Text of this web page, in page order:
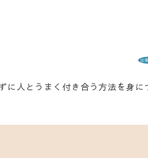
に人とうまく付き合う方法を身に